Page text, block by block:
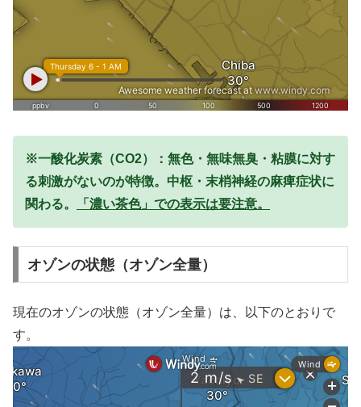
※一酸化炭素（CO2）：無色・無味無臭・粘膜に対す
る刺激がないのが特徴。中枢・末梢神経の麻痺症状に
関わる。
「濃い茶色」での表示は要注意。
オゾンの状態（オゾン全量）
現在のオゾンの状態（オゾン全量）は、以下のとおりで
す。